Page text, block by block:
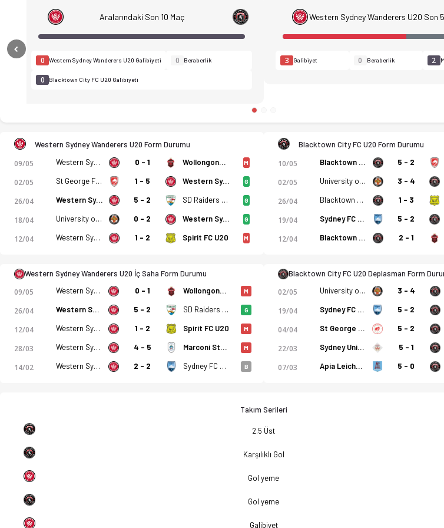
Western Sydney Wanderers U20 - Blacktown City FC U20 1-2 bitti. Gol anları, kadro, istatistikler,
Aralarındaki Son 10 Maç
0 Western Sydney Wanderers U20 Galibiyeti 0 Beraberlik
0 Blacktown City FC U20 Galibiyeti
Western Sydney Wanderers U20 Son 5
3 Galibiyet 0 Beraberlik 2
Previous
Western Sydney Wanderers U20 Form Durumu
09/05 Western Sydney Wanderers U20 0 - 1 Wollongong Wolves U20 M
02/05 St George FC U20 1 - 5 Western Sydney Wanderers U20 G
26/04 Western Sydney Wanderers U20 5 - 2 SD Raiders U20 G
18/04 University of NSW U20 0 - 2 Western Sydney Wanderers U20 G
12/04 Western Sydney Wanderers U20 1 - 2 Spirit FC U20 M
Blacktown City FC U20 Form Durumu
10/05 Blacktown City FC U20 5 - 2
02/05 University of NSW U20 3 - 4
26/04 Blacktown City FC U20 1 - 3
19/04 Sydney FC U20 5 - 2
12/04 Blacktown City FC U20 2 - 1
Western Sydney Wanderers U20 İç Saha Form Durumu
09/05 Western Sydney Wanderers U20 0 - 1 Wollongong Wolves U20 M
26/04 Western Sydney Wanderers U20 5 - 2 SD Raiders U20 G
12/04 Western Sydney Wanderers U20 1 - 2 Spirit FC U20 M
28/03 Western Sydney Wanderers U20 4 - 5 Marconi Stallions FK U20 M
14/02 Western Sydney Wanderers U20 2 - 2 Sydney FC U20 B
Blacktown City FC U20 Deplasman Form
02/05 University of NSW U20 3 - 4
19/04 Sydney FC U20 5 - 2
04/04 St George Saints U20 5 - 2
22/03 Sydney United U20 5 - 1
07/03 Apia Leichhardt Tigers U20 5 - 0
Takım Serileri
2.5 Üst
Karşılıklı Gol
Gol yeme
Gol yeme
Galibiyet